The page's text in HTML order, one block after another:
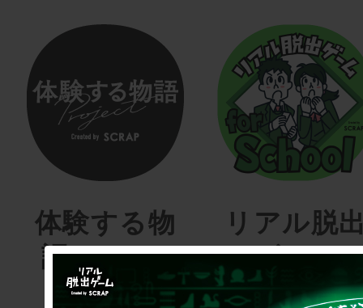
体験する物
語project
リアル脱
ゲーム
for